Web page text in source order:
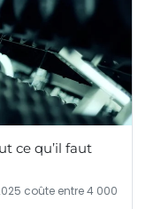
ce qu’il faut
coûte entre 4 000